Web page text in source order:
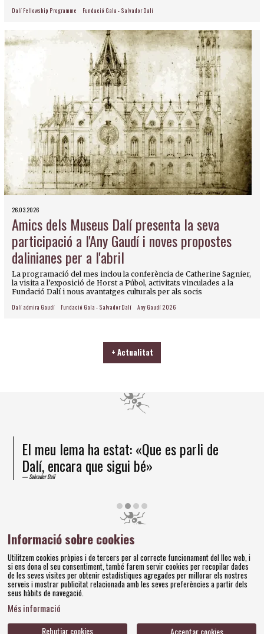
Dalí Fellowship Programme Fundació Gala - Salvador Dalí
26.03.2026
Amics dels Museus Dalí presenta la seva
participació a l'Any Gaudí i noves propostes
dalinianes per a l'abril
La programació del mes inclou la conferència de Catherine Sagnier,
la visita a l’exposició de Horst a Púbol, activitats vinculades a la
Fundació Dalí i nous avantatges culturals per als socis
Dalí admira Gaudí Fundació Gala - Salvador Dalí Any Gaudí 2026
+ Actualitat
He arribat a la certesa que la formiga és
un ésser superior
Salvador Dalí
Figueres
Tel. 972 677 520 |amics@fundaciodali.org
Sitemap | Avís Legal
Contacteu | Bases concursos
Informació sobre cookies
Utilitzem cookies pròpies i de tercers per al correcte funcionament del lloc web, i
si ens dona el seu consentiment, també farem servir cookies per recopilar dades
de les seves visites per obtenir estadístiques agregades per millorar els nostres
serveis i mostrar publicitat relacionada amb les seves preferències a partir dels
seus hàbits de navegació.
Més informació
Acceptar cookies
Rebutjar cookies